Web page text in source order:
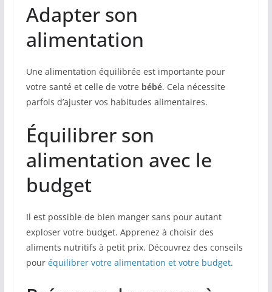
Adapter son
alimentation
Une alimentation équilibrée est importante pour
votre santé et celle de votre bébé. Cela nécessite
parfois d’ajuster vos habitudes alimentaires.
Équilibrer son
alimentation avec le
budget
Il est possible de bien manger sans pour autant
exploser votre budget. Apprenez à choisir des
aliments nutritifs à petit prix. Découvrez des conseils
pour équilibrer votre alimentation et votre budget.